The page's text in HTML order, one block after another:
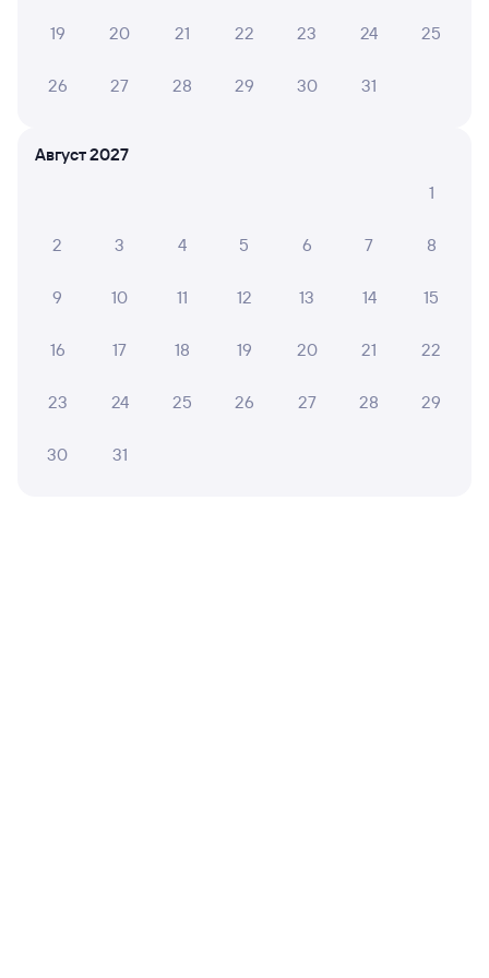
билета на поезд РЖД Тюмень — Верхний Баскунчак
А ещё здесь можно найти
Вокзал Тюмень
19 20 21 22 23 24 25
26 27 28 29 30 31
Август 2027
1
2 3 4 5 6 7 8
9 10 11 12 13 14 15
16 17 18 19 20 21 22
23 24 25 26 27 28 29
30 31